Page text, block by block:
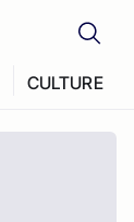
CULTURE